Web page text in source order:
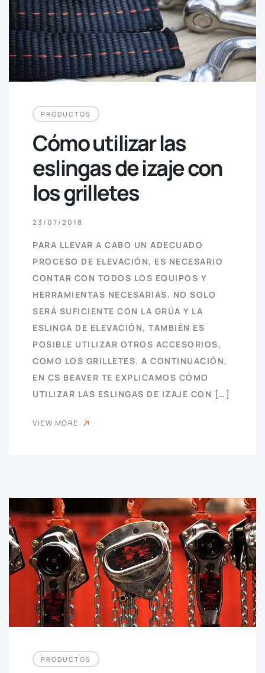
PRODUCTOS
Cómo utilizar las
eslingas de izaje con
los grilletes
23/07/2018
PARA LLEVAR A CABO UN ADECUADO
PROCESO DE ELEVACIÓN, ES NECESARIO
CONTAR CON TODOS LOS EQUIPOS Y
HERRAMIENTAS NECESARIAS. NO SOLO
SERÁ SUFICIENTE CON LA GRÚA Y LA
ESLINGA DE ELEVACIÓN, TAMBIÉN ES
POSIBLE UTILIZAR OTROS ACCESORIOS,
COMO LOS GRILLETES. A CONTINUACIÓN,
EN CS BEAVER TE EXPLICAMOS CÓMO
UTILIZAR LAS ESLINGAS DE IZAJE CON […]
VIEW MORE
PRODUCTOS